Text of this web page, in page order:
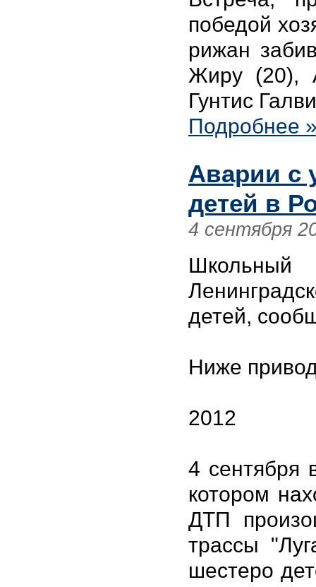
победой
рижан
Жиру (20),
Гунтис
Подробнее
Аварии с
детей в
4 сентября
детей,
Ниже
2012
4 сентября
котором
ДТП
трассы
шестеро